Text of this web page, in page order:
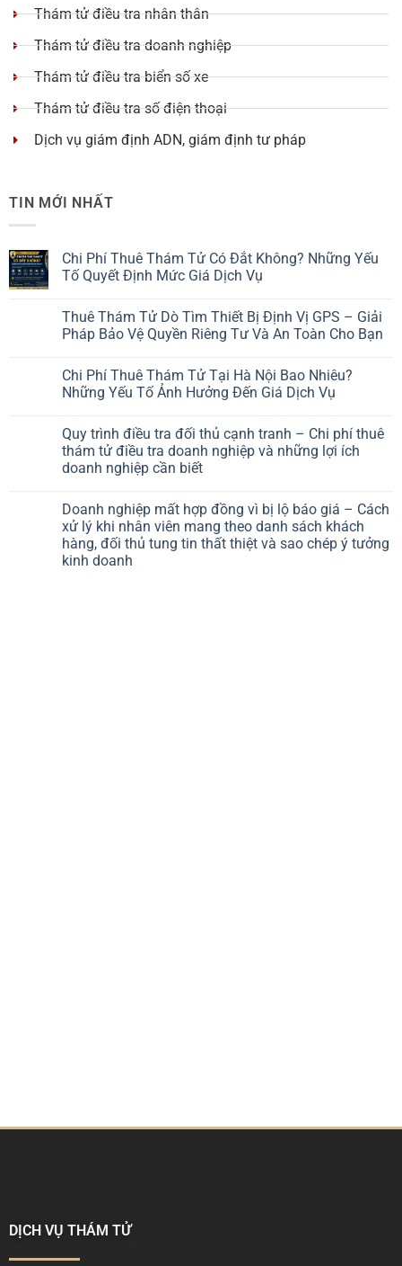
Thám tử điều tra nhân thân
Thám tử điều tra doanh nghiệp
Thám tử điều tra biển số xe
Thám tử điều tra số điện thoại
Dịch vụ giám định ADN, giám định tư pháp
TIN MỚI NHẤT
Chi Phí Thuê Thám Tử Có Đắt Không? Những Yếu
Tố Quyết Định Mức Giá Dịch Vụ
Thuê Thám Tử Dò Tìm Thiết Bị Định Vị GPS – Giải
Pháp Bảo Vệ Quyền Riêng Tư Và An Toàn Cho Bạn
Chi Phí Thuê Thám Tử Tại Hà Nội Bao Nhiêu?
Những Yếu Tố Ảnh Hưởng Đến Giá Dịch Vụ
Quy trình điều tra đối thủ cạnh tranh – Chi phí thuê
thám tử điều tra doanh nghiệp và những lợi ích
doanh nghiệp cần biết
Doanh nghiệp mất hợp đồng vì bị lộ báo giá – Cách
xử lý khi nhân viên mang theo danh sách khách
hàng, đối thủ tung tin thất thiệt và sao chép ý tưởng
kinh doanh
DỊCH VỤ THÁM TỬ